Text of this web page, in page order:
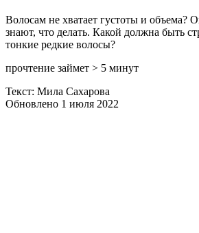
Волосам не хватает густоты и объема?
знают, что делать. Какой должна быть
тонкие редкие волосы?
прочтение займет > 5 минут
Текст: Мила Сахарова
Обновлено 1 июля 2022